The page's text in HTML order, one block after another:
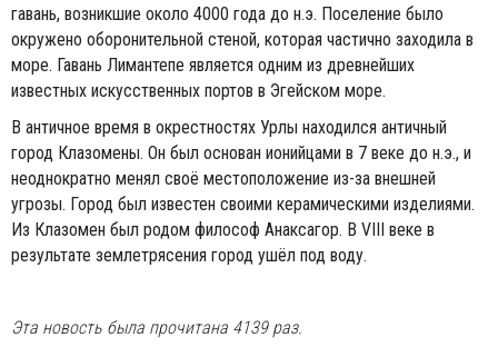
гавань, возникшие около 4000 года до н.э. Поселение было
окружено оборонительной стеной, которая частично заходила в
море. Гавань Лимантепе является одним из древнейших
известных искусственных портов в Эгейском море.
В античное время в окрестностях Урлы находился античный
город Клазомены. Он был основан ионийцами в 7 веке до н.э., и
неоднократно менял своё местоположение из-за внешней
угрозы. Город был известен своими керамическими изделиями.
Из Клазомен был родом философ Анаксагор. В VIII веке в
результате землетрясения город ушёл под воду.
Эта новость была прочитана 4139 раз.